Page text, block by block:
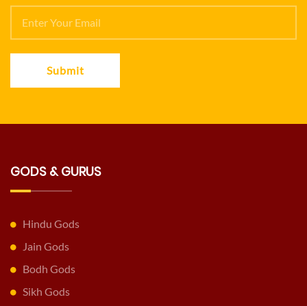
Submit
GODS & GURUS
Hindu Gods
Jain Gods
Bodh Gods
Sikh Gods